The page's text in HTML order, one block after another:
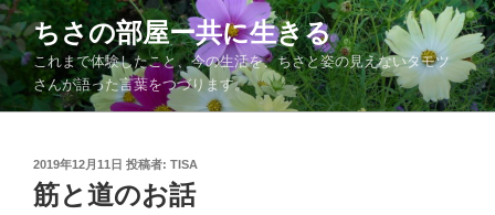
コ
ン
テ
ン
ツ
ちさの部屋ー共に生きる
これまで体験したこと、今の生活を、ちさと姿の見えないタモツ
さんが語った言葉をつづります。
投
稿
日:
2019年12月11日 投稿者: TISA
筋と道のお話